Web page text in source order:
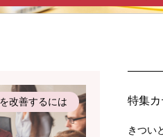
改善するには 特集
きつい